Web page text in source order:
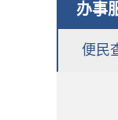
办事
便民